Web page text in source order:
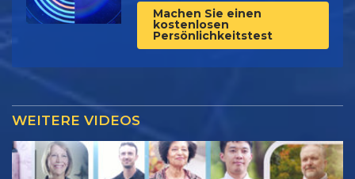
Machen Sie einen
kostenlosen
Persönlichkeitstest
WEITERE VIDEOS